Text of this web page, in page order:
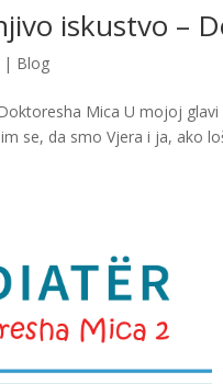
iskustvo –
| Blog
Mica U mojoj
se, da smo Vjera i ja, ako